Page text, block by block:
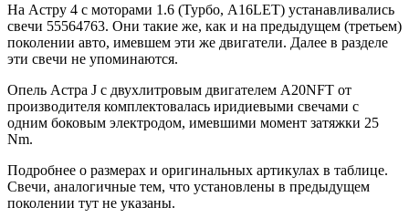
На Астру 4 с моторами 1.6 (Турбо, A16LET) устанавливались
свечи 55564763. Они такие же, как и на предыдущем (третьем)
поколении авто, имевшем эти же двигатели. Далее в разделе
эти свечи не упоминаются.
Опель Астра J с двухлитровым двигателем A20NFT от
производителя комплектовалась иридиевыми свечами с
одним боковым электродом, имевшими момент затяжки 25
Nm.
Подробнее о размерах и оригинальных артикулах в таблице.
Свечи, аналогичные тем, что установлены в предыдущем
поколении тут не указаны.